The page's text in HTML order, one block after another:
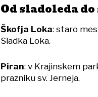
Od sladoleda
Škofja Loka: staro
Sladka Loka.
Piran: v Krajinskem
prazniku sv. Jerneja.